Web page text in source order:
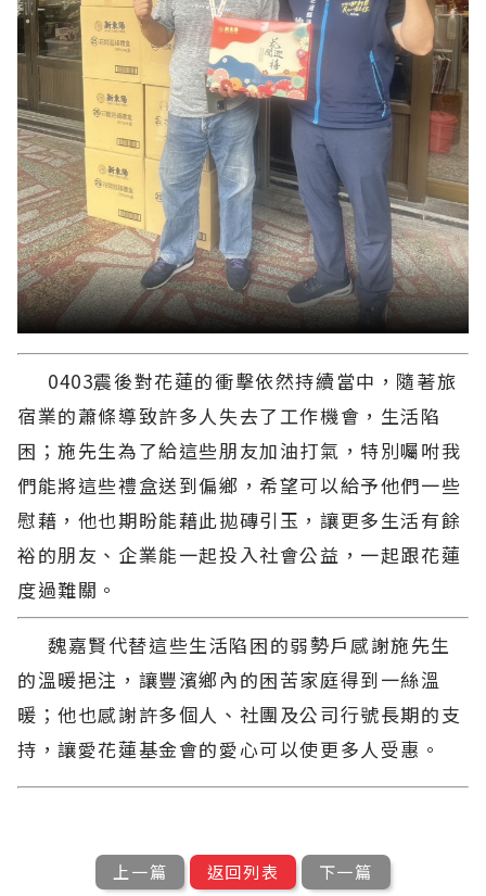
0403震後對花蓮的衝擊依然持續當中，隨著旅
宿業的蕭條導致許多人失去了工作機會，生活陷
困；施先生為了給這些朋友加油打氣，特別囑咐我
們能將這些禮盒送到偏鄉，希望可以給予他們一些
慰藉，他也期盼能藉此拋磚引玉，讓更多生活有餘
裕的朋友、企業能一起投入社會公益，一起跟花蓮
度過難關。
魏嘉賢代替這些生活陷困的弱勢戶感謝施先生
的溫暖挹注，讓豐濱鄉內的困苦家庭得到一絲溫
暖；他也感謝許多個人、社團及公司行號長期的支
持，讓愛花蓮基金會的愛心可以使更多人受惠。
上一篇 返回列表 下一篇